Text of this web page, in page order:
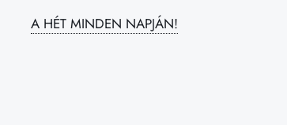
A HÉT MINDEN NAPJÁN!